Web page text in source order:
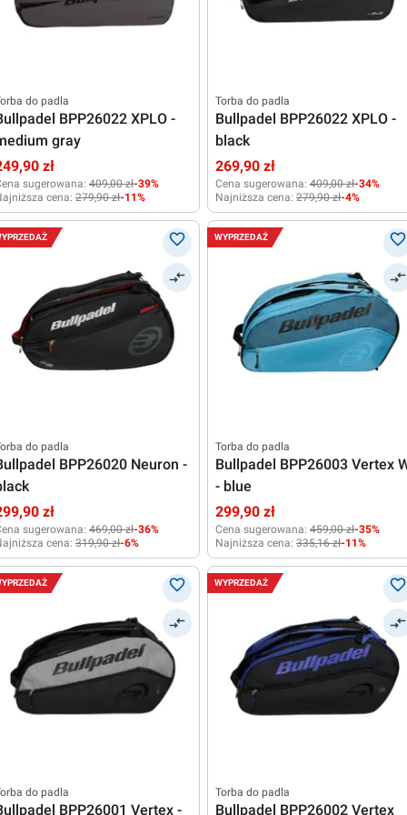
do padla
BPP26022 XPLO -
gray
zł
sugerowana: 409,00 zł-39%
cena: 279,90 zł-11%
Torba do padla
Bullpadel BPP26022 XPLO -
black
269,90 zł
Cena sugerowana: 409,00 zł-34%
Najniższa cena: 279,90 zł-4%
do padla
BPP26020 Neuron -
zł
sugerowana: 469,00 zł-36%
cena: 319,90 zł-6%
WYPRZEDAŻ
Torba do padla
Bullpadel BPP26003 Vertex
- blue
299,90 zł
Cena sugerowana: 459,00 zł-35%
Najniższa cena: 335,16 zł-11%
do padla
BPP26001 Vertex -
WYPRZEDAŻ
Torba do padla
Bullpadel BPP26002 Vertex